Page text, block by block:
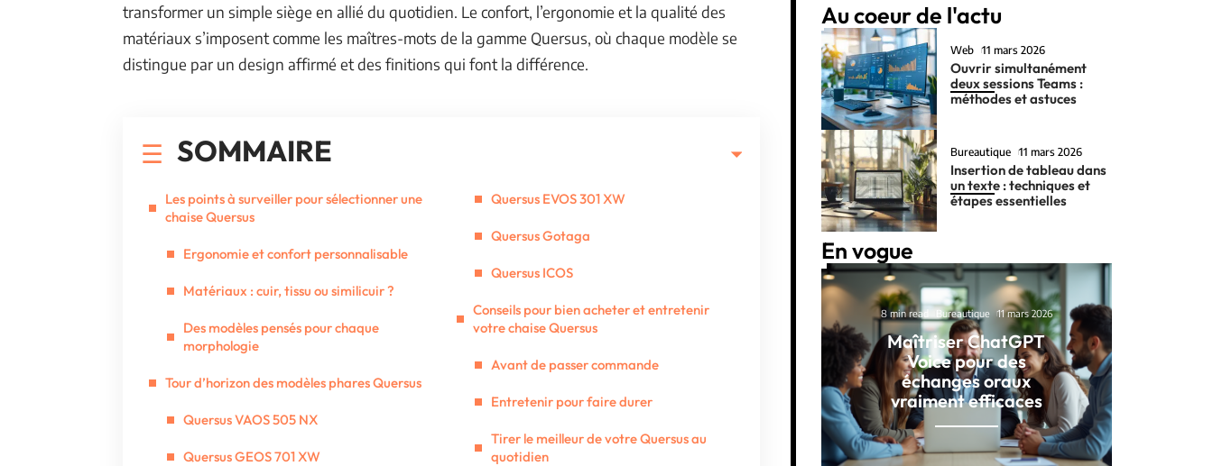
transformer un simple siège en allié du quotidien. Le confort, l’ergonomie et la qualité des
matériaux s’imposent comme les maîtres-mots de la gamme Quersus, où chaque modèle se
distingue par un design affirmé et des finitions qui font la différence.
SOMMAIRE
Les points à surveiller pour sélectionner une
chaise Quersus
Ergonomie et confort personnalisable
Matériaux : cuir, tissu ou similicuir ?
Des modèles pensés pour chaque
morphologie
Tour d’horizon des modèles phares Quersus
Quersus VAOS 505 NX
Quersus GEOS 701 XW
Quersus EVOS 301 XW
Quersus Gotaga
Quersus ICOS
Conseils pour bien acheter et entretenir
votre chaise Quersus
Avant de passer commande
Entretenir pour faire durer
Tirer le meilleur de votre Quersus au
quotidien
Au coeur de l'actu
Web 11 mars 2026
Ouvrir simultanément
deux sessions Teams :
méthodes et astuces
Bureautique 11 mars 2026
Insertion de tableau dans
un texte : techniques et
étapes essentielles
En vogue
8 min read Bureautique 11 mars 2026
Maîtriser ChatGPT
Voice pour des
échanges oraux
vraiment efficaces